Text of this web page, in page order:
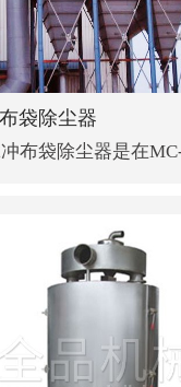
袋除尘器
布袋除尘器是在